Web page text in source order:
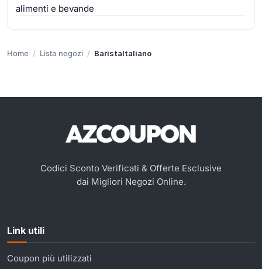
alimenti e bevande
Home Lista negozi BaristaItaliano
Codici Sconto Verificati & Offerte Esclusive
dai Migliori Negozi Online.
Link utili
Coupon più utilizzati